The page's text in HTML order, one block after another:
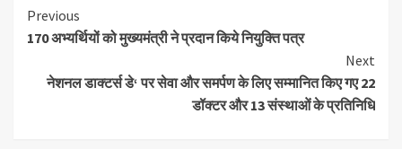
Continue
Reading
Previous
170 अभ्यर्थियों को मुख्यमंत्री ने प्रदान किये नियुक्ति पत्र
Next
नेशनल डाक्टर्स डे‘ पर सेवा और समर्पण के लिए सम्मानित किए गए 22
डॉक्टर और 13 संस्थाओं के प्रतिनिधि